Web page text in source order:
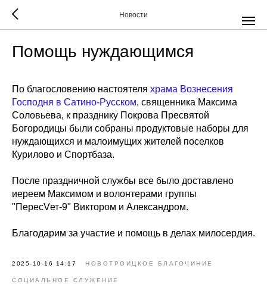
Новости
Помощь нуждающимся
По благословению настоятеля храма Вознесения
Господня в Сатино-Русском, священника Максима
Соловьева, к празднику Покрова Пресвятой
Богородицы были собраны продуктовые наборы для
нуждающихся и малоимущих жителей поселков
Курилово и Спортбаза.
После праздничной службы все было доставлено
иереем Максимом и волонтерами группы
"ПересVет-9" Виктором и Александром.
Благодарим за участие и помощь в делах милосердия.
2025-10-16 14:17 НОВОТРОИЦКОЕ БЛАГОЧИНИЕ
СОЦИАЛЬНОЕ СЛУЖЕНИЕ